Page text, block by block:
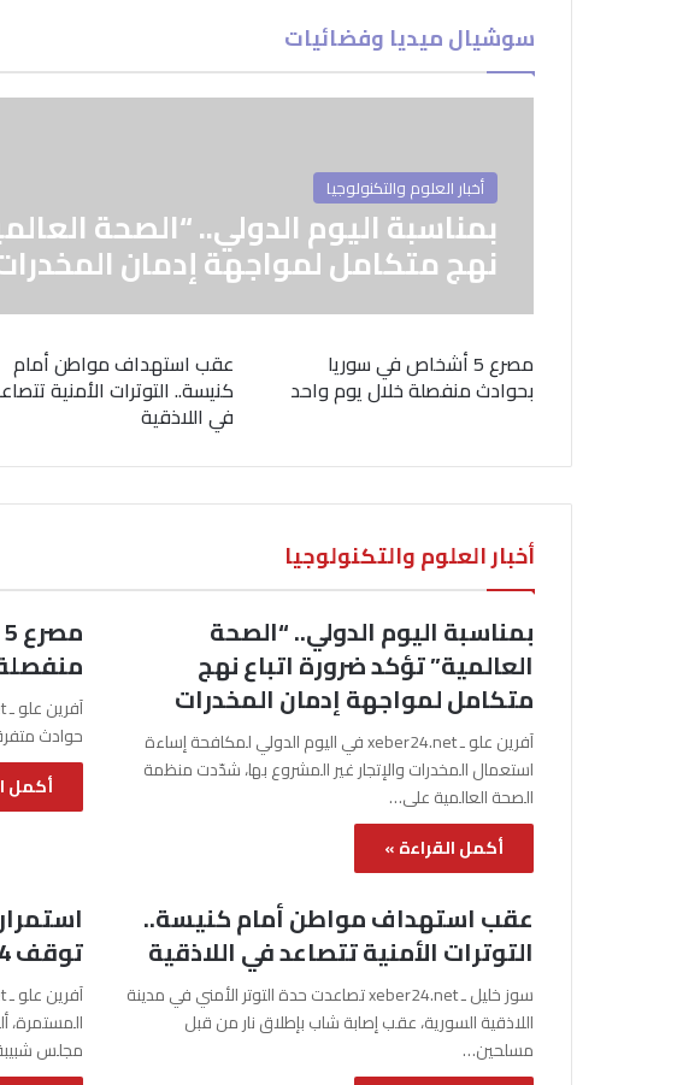
سوشيال ميديا وفضائيات
أخبار العلوم والتكنولوجيا
بمناسبة اليوم الدولي.. “الصحة
نهج متكامل لمواجهة إدمان
مصرع 5 أشخاص في سوريا
بحوادث منفصلة خلال يوم واحد
عقب استهداف مواطن أمام
كنيسة.. التوترات الأمنية
في اللاذقية
أخبار العلوم والتكنولوجيا
بمناسبة اليوم الدولي.. “الصحة
العالمية” تؤكد ضرورة اتباع نهج
متكامل لمواجهة إدمان المخدرات
آفرين علو ـ xeber24.net في اليوم الدولي لمكافحة إساءة
استعمال المخدرات والإتجار غير المشروع بها، شدّدت منظمة
الصحة العالمية على…
أكمل القراءة »
حوادث
أكمل
عقب استهداف مواطن أمام كنيسة..
التوترات الأمنية تتصاعد في اللاذقية
سوز خليل ـ xeber24.net تصاعدت حدة التوتر الأمني في مدينة
اللاذقية السورية، عقب إصابة شاب بإطلاق نار من قبل
مسلحين…
توقف 4 نشطاء من حزب المساواة
المستمرة،
مجلس